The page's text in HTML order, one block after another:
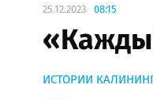
25.12.2023 08:15
ИСТОРИИ